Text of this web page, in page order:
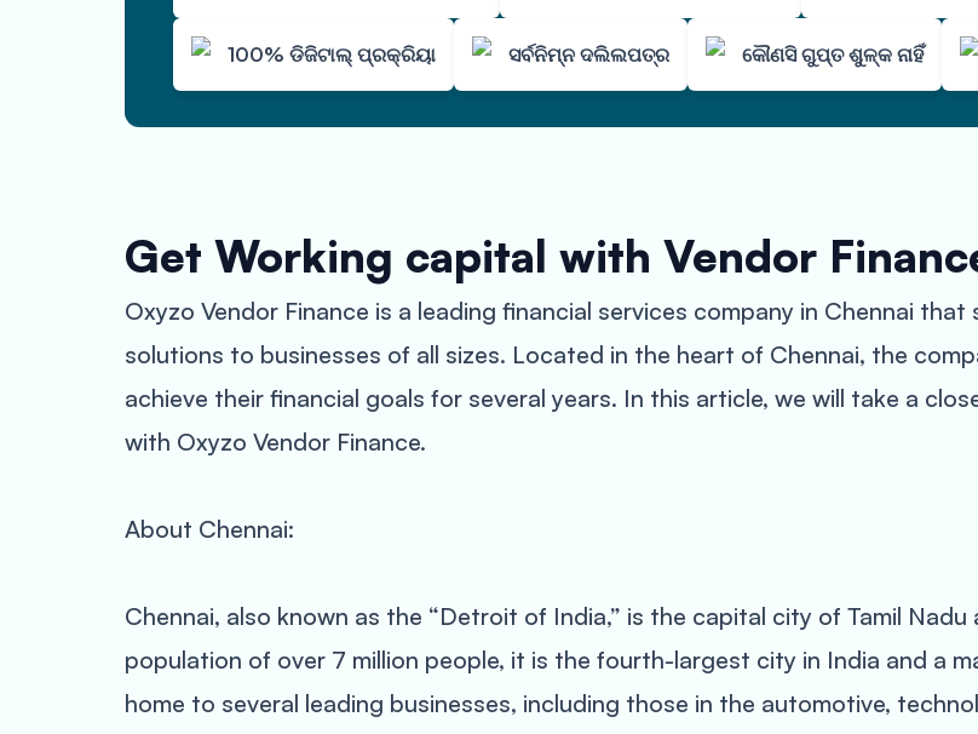
100% ଡିଜିଟାଲ୍ ପ୍ରକ୍ରିୟା ସର୍ବନିମ୍ନ ଦଲିଲପତ୍ର କୌଣସି ଗୁପ୍ତ ଶୁଳ୍କ ନାହିଁ
Get Working capital with Vendor
Oxyzo Vendor Finance is a leading financial services company in Chennai
solutions to businesses of all sizes. Located in the heart of Chennai, the
achieve their financial goals for several years. In this article, we will take a
with Oxyzo Vendor Finance.
About Chennai:
Chennai, also known as the “Detroit of India,” is the capital city of Tamil
population of over 7 million people, it is the fourth-largest city in India and a
home to several leading businesses, including those in the automotive,